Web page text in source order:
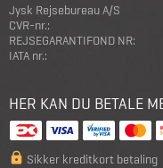
Jysk Rejsebureau A/S
CVR-nr.:
REJSEGARANTIFOND NR:
IATA nr.:
HER KAN DU BETALE
Sikker kreditkort betaling